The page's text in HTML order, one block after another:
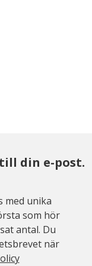
din e-post.
med unika
som hör
antal. Du
när